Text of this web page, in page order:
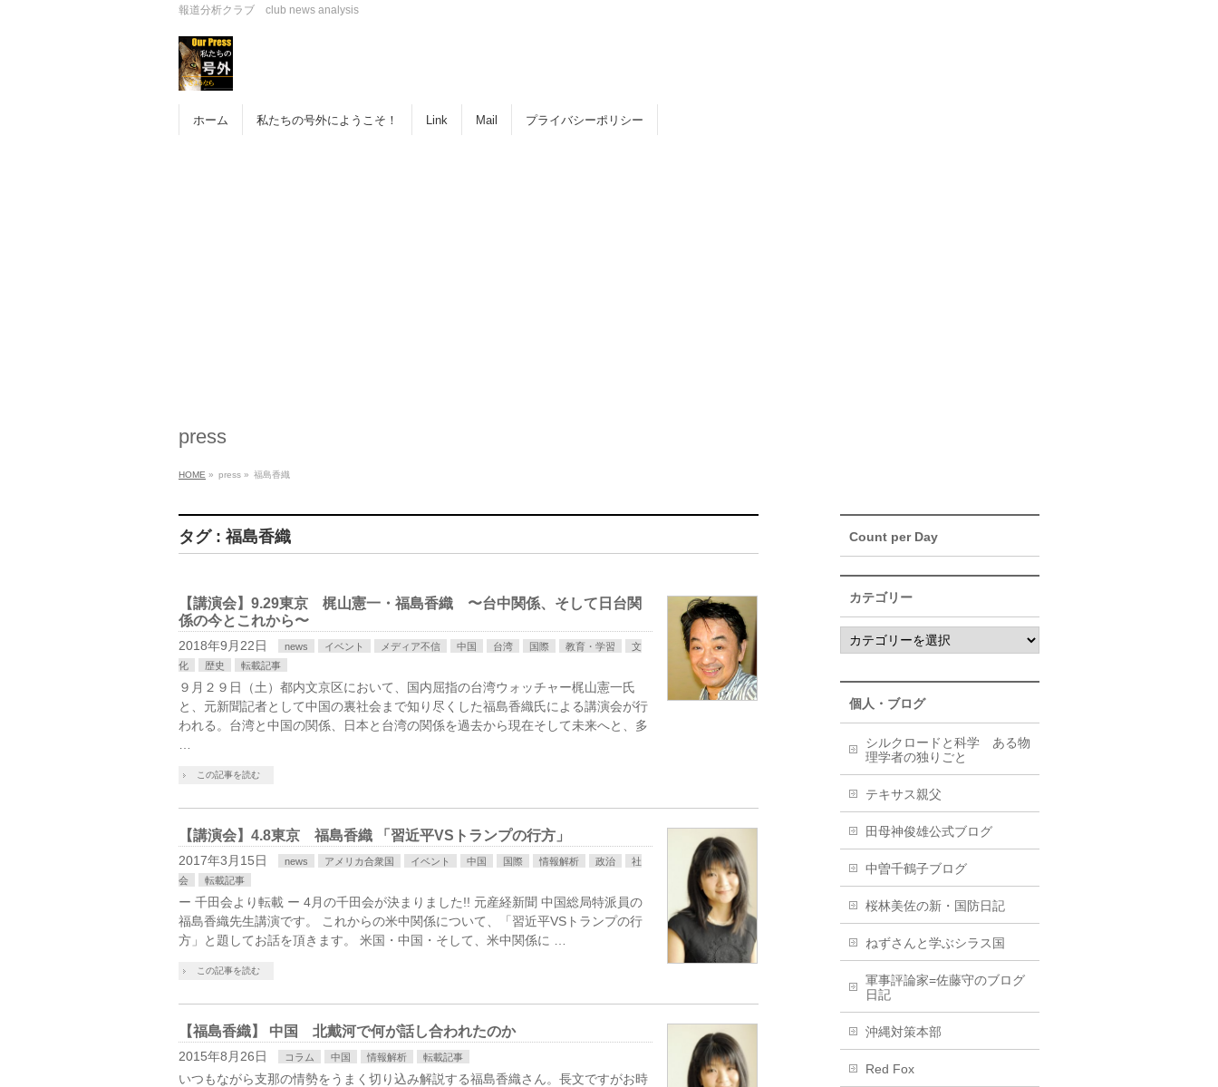
報道分析クラブ club news analysis
ホーム 私たちの号外にようこそ！ Link Mail プライバシーポリシー
press
HOME » press » 福島香織
タグ : 福島香織
【講演会】9.29東京 梶山憲一・福島香織 〜台中関係、そして日台関
係の今とこれから〜
2018年9月22日 news イベント メディア不信 中国 台湾 国際 教育・学習
文
化
歴史 転載記事
９月２９日（土）都内文京区において、国内屈指の台湾ウォッチャー梶山憲一氏
と、元新聞記者として中国の裏社会まで知り尽くした福島香織氏による講演会が行
われる。台湾と中国の関係、日本と台湾の関係を過去から現在そして未来へと、多
この記事を読む
【講演会】4.8東京 福島香織 「習近平VSトランプの行方」
2017年3月15日 news アメリカ合衆国 イベント 中国 国際 情報解析 政治
社
会
転載記事
ー 千田会より転載 ー 4月の千田会が決まりました!! 元産経新聞 中国総局特派員の
福島香織先生講演です。 これからの米中関係について、「習近平VSトランプの行
方」と題してお話を頂きます。 米国・中国・そして、米中関係に …
この記事を読む
【福島香織】 中国 北戴河で何が話し合われたのか
2015年8月26日 コラム 中国 情報解析 転載記事
いつもながら支那の情勢をうまく切り込み解説する福島香織さん。長文ですがお時
Count per Day
カテゴリー
個人・ブログ
シルクロードと科学 ある物
理学者の独りごと
テキサス親父
田母神俊雄公式ブログ
中曽千鶴子ブログ
桜林美佐の新・国防日記
ねずさんと学ぶシラス国
軍事評論家=佐藤守のブログ
日記
沖縄対策本部
Red Fox